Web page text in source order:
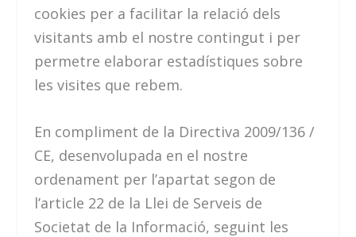
cookies per a facilitar la relació dels
visitants amb el nostre contingut i per
permetre elaborar estadístiques sobre
les visites que rebem.
En compliment de la Directiva 2009/136 /
CE, desenvolupada en el nostre
ordenament per l’apartat segon de
l’article 22 de la Llei de Serveis de
Societat de la Informació, seguint les